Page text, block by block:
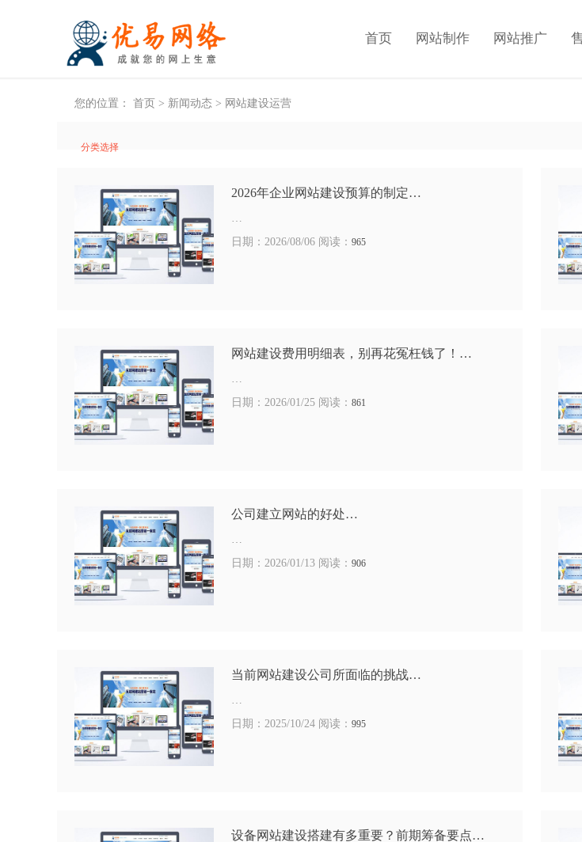
首页 网站制作 网站推广
您的位置： 首页 > 新闻动态 > 网站建设运营
分类选择
2026年企业网站建设预算的制定…
…
日期：2026/08/06 阅读： 965
网站建设费用明细表，别再花冤枉钱了！…
…
日期：2026/01/25 阅读： 861
公司建立网站的好处…
…
日期：2026/01/13 阅读： 906
当前网站建设公司所面临的挑战…
…
日期：2025/10/24 阅读： 995
设备网站建设搭建有多重要？前期筹备要点…